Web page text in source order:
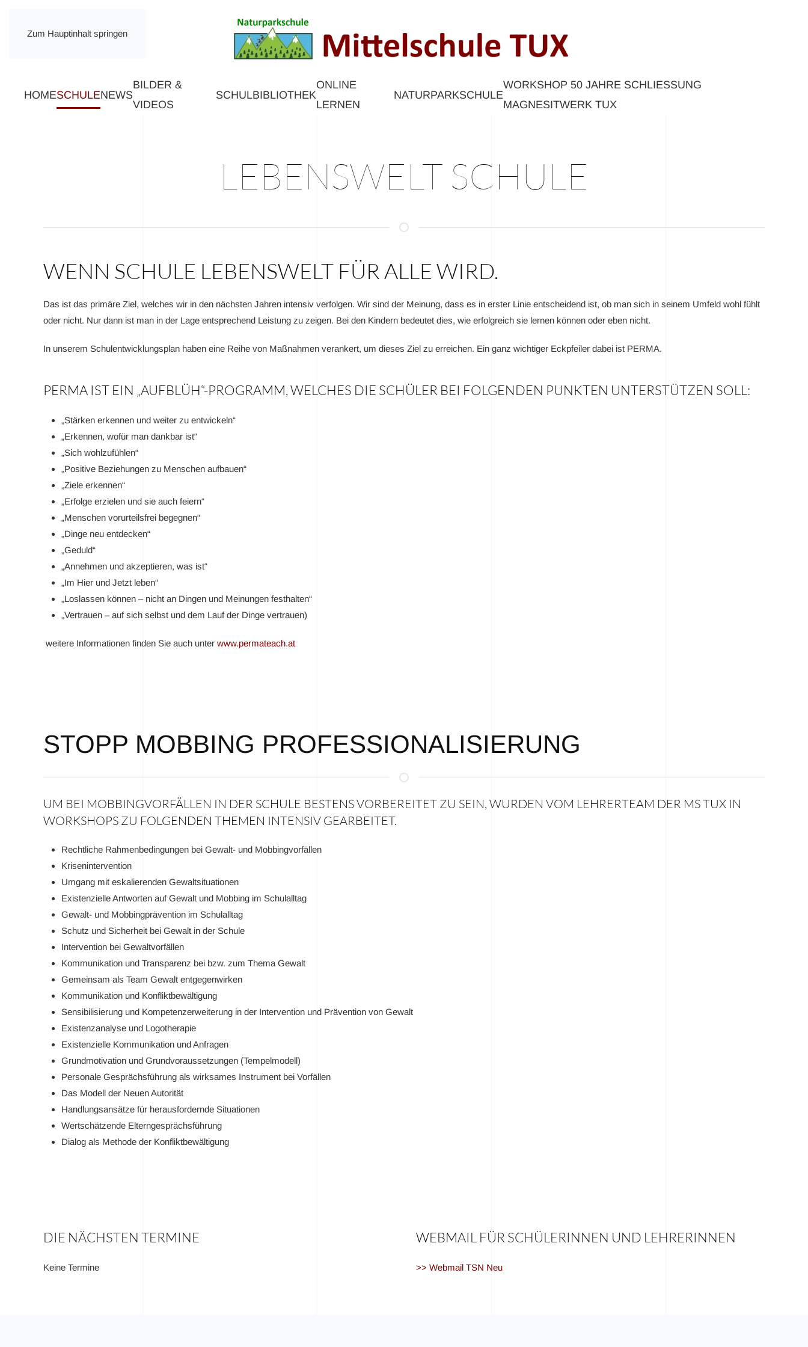
Zum Hauptinhalt springen
HOMESCHULENEWS
BILDER &
VIDEOS
SCHULBIBLIOTHEK
ONLINE
LERNEN
NATURPARKSCHULE
WORKSHOP 50 JAHRE SCHLIESSUNG M
AGNESITWERK TUX
LEBENSWELT SCHULE
WENN SCHULE LEBENSWELT FÜR ALLE WIRD.
Das ist das primäre Ziel, welches wir in den nächsten Jahren intensiv verfolgen. Wir sind der Meinung, dass es in erster Linie entscheidend ist, ob man sich in seinem Umfeld wohl fühlt
oder nicht. Nur dann ist man in der Lage entsprechend Leistung zu zeigen. Bei den Kindern bedeutet dies, wie erfolgreich sie lernen können oder eben nicht.
In unserem Schulentwicklungsplan haben eine Reihe von Maßnahmen verankert, um dieses Ziel zu erreichen. Ein ganz wichtiger Eckpfeiler dabei ist PERMA.
PERMA IST EIN „AUFBLÜH“-PROGRAMM, WELCHES DIE SCHÜLER BEI FOLGENDEN PUNKTEN UNTERSTÜTZEN SOLL:
„Stärken erkennen und weiter zu entwickeln“
„Erkennen, wofür man dankbar ist“
„Sich wohlzufühlen“
„Positive Beziehungen zu Menschen aufbauen“
„Ziele erkennen“
„Erfolge erzielen und sie auch feiern“
„Menschen vorurteilsfrei begegnen“
„Dinge neu entdecken“
„Geduld“
„Annehmen und akzeptieren, was ist“
„Im Hier und Jetzt leben“
„Loslassen können – nicht an Dingen und Meinungen festhalten“
„Vertrauen – auf sich selbst und dem Lauf der Dinge vertrauen)
weitere Informationen finden Sie auch unter www.permateach.at
STOPP MOBBING PROFESSIONALISIERUNG
UM BEI MOBBINGVORFÄLLEN IN DER SCHULE BESTENS VORBEREITET ZU SEIN, WURDEN VOM LEHRERTEAM DER MS TUX IN
WORKSHOPS ZU FOLGENDEN THEMEN INTENSIV GEARBEITET.
Rechtliche Rahmenbedingungen bei Gewalt- und Mobbingvorfällen
Krisenintervention
Umgang mit eskalierenden Gewaltsituationen
Existenzielle Antworten auf Gewalt und Mobbing im Schulalltag
Gewalt- und Mobbingprävention im Schulalltag
Schutz und Sicherheit bei Gewalt in der Schule
Intervention bei Gewaltvorfällen
Kommunikation und Transparenz bei bzw. zum Thema Gewalt
Gemeinsam als Team Gewalt entgegenwirken
Kommunikation und Konfliktbewältigung
Sensibilisierung und Kompetenzerweiterung in der Intervention und Prävention von Gewalt
Existenzanalyse und Logotherapie
Existenzielle Kommunikation und Anfragen
Grundmotivation und Grundvoraussetzungen (Tempelmodell)
Personale Gesprächsführung als wirksames Instrument bei Vorfällen
Das Modell der Neuen Autorität
Handlungsansätze für herausfordernde Situationen
Wertschätzende Elterngesprächsführung
Dialog als Methode der Konfliktbewältigung
DIE NÄCHSTEN TERMINE
Keine Termine
WEBMAIL FÜR SCHÜLERINNEN UND LEHRERINNEN
>> Webmail TSN Neu